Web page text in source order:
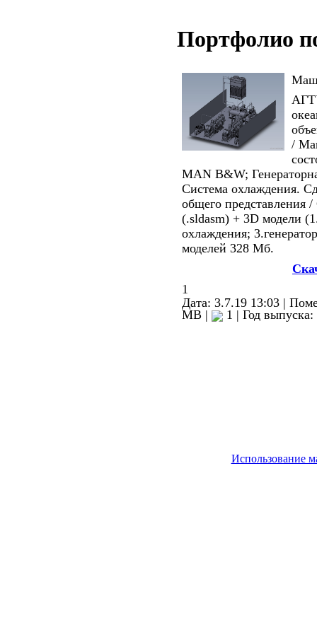
Портфолио
/
MAN B&W;
Система охлаждения.
общего представления
(.sldasm) + 3D модели
охлаждения;
моделей 328 Мб.
1
Дата: 3.7.19 13:03 |
MB |
1 | Год выпуска:
Использование